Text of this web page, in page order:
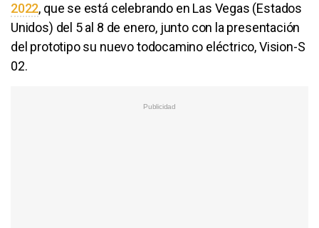
2022, que se está celebrando en Las Vegas (Estados
Unidos) del 5 al 8 de enero, junto con la presentación
del prototipo su nuevo todocamino eléctrico, Vision-S
02.